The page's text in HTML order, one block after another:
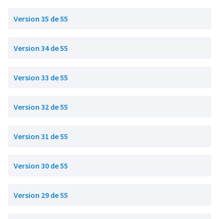
Version 35 de 55
Version 34 de 55
Version 33 de 55
Version 32 de 55
Version 31 de 55
Version 30 de 55
Version 29 de 55